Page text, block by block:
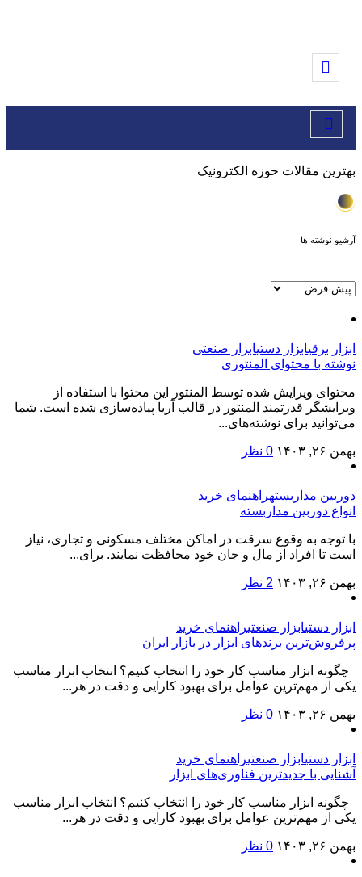
بهترین مقالات حوزه الکترونیک
آرشیو نوشته ها
ابزار برقیابزار دستیابزار صنعتی
نوشته با محتوای المنتوری
محتوای ویرایش شده توسط المنتور این محتوا با استفاده از
ویرایشگر قدرتمند المنتور در قالب آریا پیاده‌سازی شده است. شما
می‌توانید برای نوشته‌های...
بهمن ۲۶, ۱۴۰۳ 0 نظر
دوربین مداربستهراهنمای خرید
انواع دوربین مداربسته
با توجه به وقوع سرقت در اماکن مختلف مسکونی و تجاری، نیاز
است تا افراد از مال و جان خود محافظت نمایند. برای...
بهمن ۲۶, ۱۴۰۳ 2 نظر
ابزار دستیابزار صنعتیراهنمای خرید
پرفروش‌ترین برندهای ابزار در بازار ایران
چگونه ابزار مناسب کار خود را انتخاب کنیم؟ انتخاب ابزار مناسب
یکی از مهم‌ترین عوامل برای بهبود کارایی و دقت در هر...
بهمن ۲۶, ۱۴۰۳ 0 نظر
ابزار دستیابزار صنعتیراهنمای خرید
آشنایی با جدیدترین فناوری‌های ابزار
چگونه ابزار مناسب کار خود را انتخاب کنیم؟ انتخاب ابزار مناسب
یکی از مهم‌ترین عوامل برای بهبود کارایی و دقت در هر...
بهمن ۲۶, ۱۴۰۳ 0 نظر